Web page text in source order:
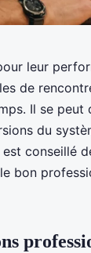
leur
de
Il se peut
du
conseillé
bon